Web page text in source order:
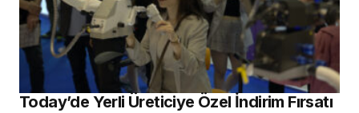
Today’de Yerli Üreticiye Özel İndirim Fırsatı